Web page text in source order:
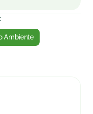
Ambiente